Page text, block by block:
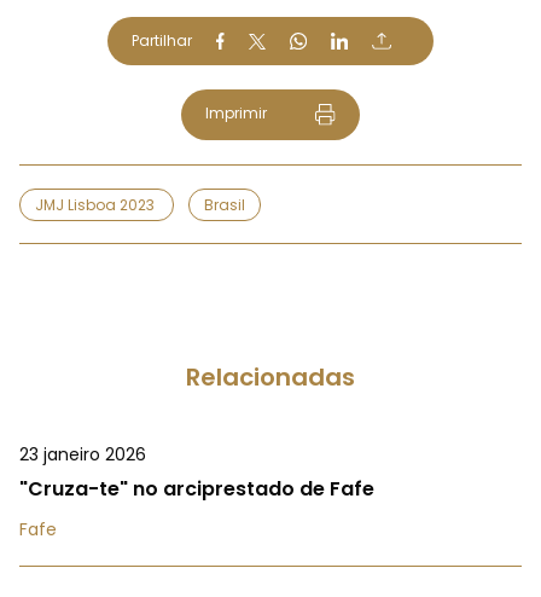
Partilhar
Imprimir
JMJ Lisboa 2023 Brasil
Relacionadas
23 janeiro 2026
"Cruza-te" no arciprestado de Fafe
Fafe